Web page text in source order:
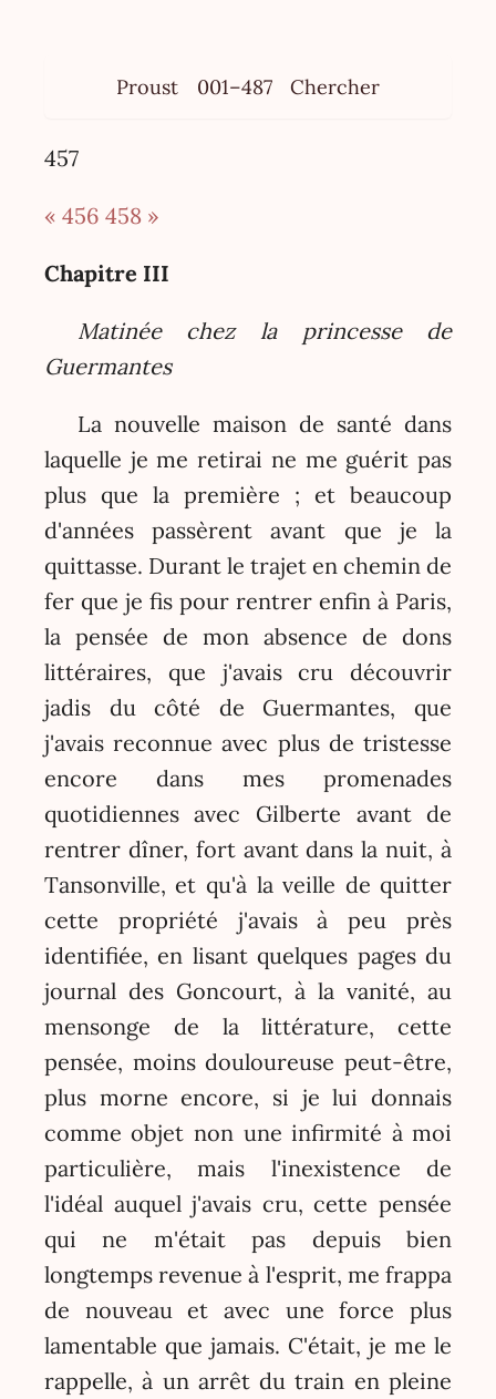
Proust 001–487 Chercher
457
« 456 458 »
Chapitre III
Matinée chez la princesse de
Guermantes
La nouvelle maison de santé dans
laquelle je me retirai ne me guérit pas
plus que la première ; et beaucoup
d'années passèrent avant que je la
quittasse. Durant le trajet en chemin de
fer que je fis pour rentrer enfin à Paris,
la pensée de mon absence de dons
littéraires, que j'avais cru découvrir
jadis du côté de Guermantes, que
j'avais reconnue avec plus de tristesse
encore dans mes promenades
quotidiennes avec Gilberte avant de
rentrer dîner, fort avant dans la nuit, à
Tansonville, et qu'à la veille de quitter
cette propriété j'avais à peu près
identifiée, en lisant quelques pages du
journal des Goncourt, à la vanité, au
mensonge de la littérature, cette
pensée, moins douloureuse peut-être,
plus morne encore, si je lui donnais
comme objet non une infirmité à moi
particulière, mais l'inexistence de
l'idéal auquel j'avais cru, cette pensée
qui ne m'était pas depuis bien
longtemps revenue à l'esprit, me frappa
de nouveau et avec une force plus
lamentable que jamais. C'était, je me le
rappelle, à un arrêt du train en pleine